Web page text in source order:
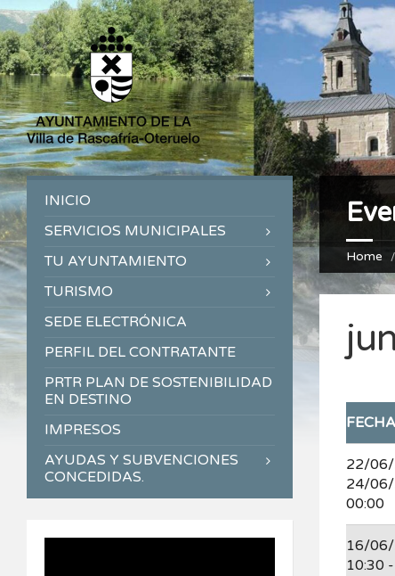
Home
22/
24/
00:00
16/
10:30
INICIO
SERVICIOS MUNICIPALES
TU AYUNTAMIENTO
TURISMO
SEDE ELECTRÓNICA
PERFIL DEL CONTRATANTE
PRTR PLAN DE SOSTENIBILIDAD
EN DESTINO
IMPRESOS
AYUDAS Y SUBVENCIONES
CONCEDIDAS.